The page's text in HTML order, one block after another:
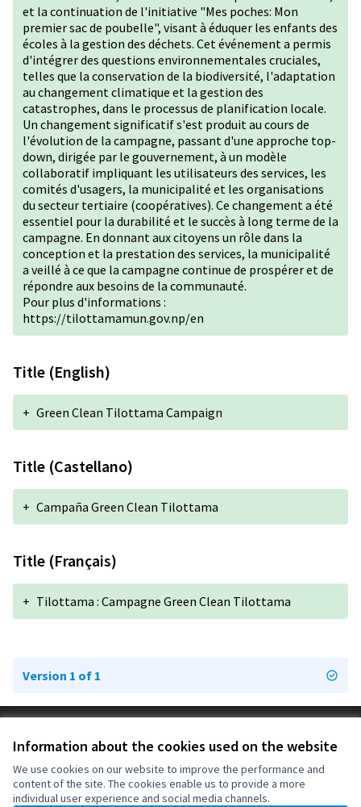
Information about the cookies used on the website
We use cookies on our website to improve the performance and
content of the site. The cookies enable us to provide a more
individual user experience and social media channels.
et la continuation de l'initiative "Mes poches: Mon
premier sac de poubelle", visant à éduquer les enfants des
écoles à la gestion des déchets. Cet événement a permis
d'intégrer des questions environnementales cruciales,
telles que la conservation de la biodiversité, l'adaptation
au changement climatique et la gestion des
catastrophes, dans le processus de planification locale.
Un changement significatif s'est produit au cours de
l'évolution de la campagne, passant d'une approche top-
down, dirigée par le gouvernement, à un modèle
collaboratif impliquant les utilisateurs des services, les
comités d'usagers, la municipalité et les organisations
du secteur tertiaire (coopératives). Ce changement a été
essentiel pour la durabilité et le succès à long terme de la
campagne. En donnant aux citoyens un rôle dans la
conception et la prestation des services, la municipalité
a veillé à ce que la campagne continue de prospérer et de
répondre aux besoins de la communauté.
Pour plus d'informations :
https://tilottamamun.gov.np/en
Title (English)
+ Green Clean Tilottama Campaign
Title (Castellano)
+ Campaña Green Clean Tilottama
Title (Français)
+ Tilottama : Campagne Green Clean Tilottama
Version 1 of 1
Cookie settings
(External link)
OIDP at Facebook
(External link)
OIDP at YouTube
(External link)
English
Choose languageChoisir la langueElegir el idioma